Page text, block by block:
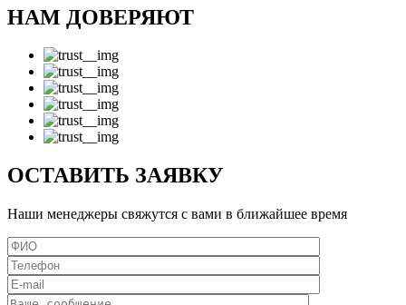
НАМ ДОВЕРЯЮТ
ОСТАВИТЬ ЗАЯВКУ
Наши менеджеры свяжутся с вами в ближайшее время